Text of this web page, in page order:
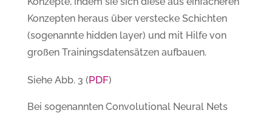
Konzepten heraus über verstecke Schichten
(sogenannte hidden layer) und mit Hilfe von
großen Trainingsdatensätzen aufbauen.
Siehe Abb. 3 (PDF)
Bei sogenannten Convolutional Neural Nets